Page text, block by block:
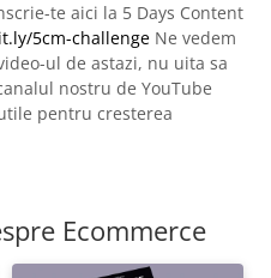
te aici la 5 Days Content
5cm-challenge Ne vedem
ul de astazi, nu uita sa
nostru de YouTube
pentru cresterea
Ecommerce